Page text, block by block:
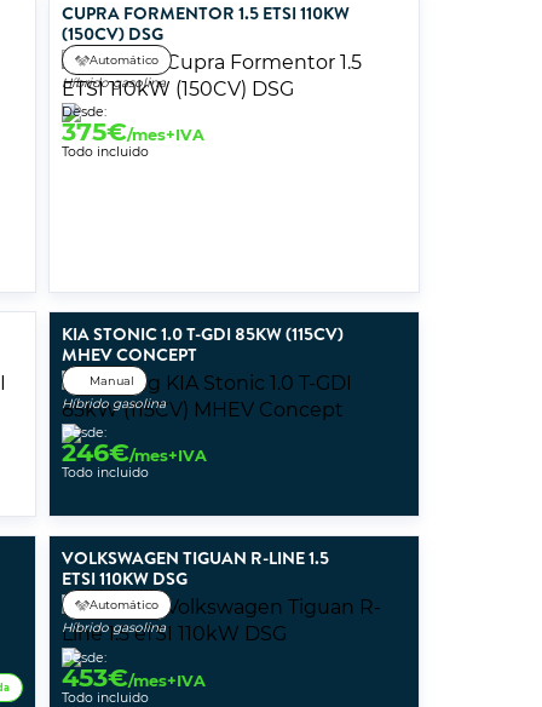
CUPRA FORMENTOR 1.5 ETSI 110KW
(150CV) DSG
Automático
Híbrido gasolina
Desde:
375€/mes+IVA
Todo incluido
KIA STONIC 1.0 T-GDI 85KW (115CV)
MHEV CONCEPT
Manual
Híbrido gasolina
Desde:
246€/mes+IVA
Todo incluido
VOLKSWAGEN TIGUAN R-LINE 1.5
ETSI 110KW DSG
Automático
Híbrido gasolina
Desde:
453€/mes+IVA
Todo incluido